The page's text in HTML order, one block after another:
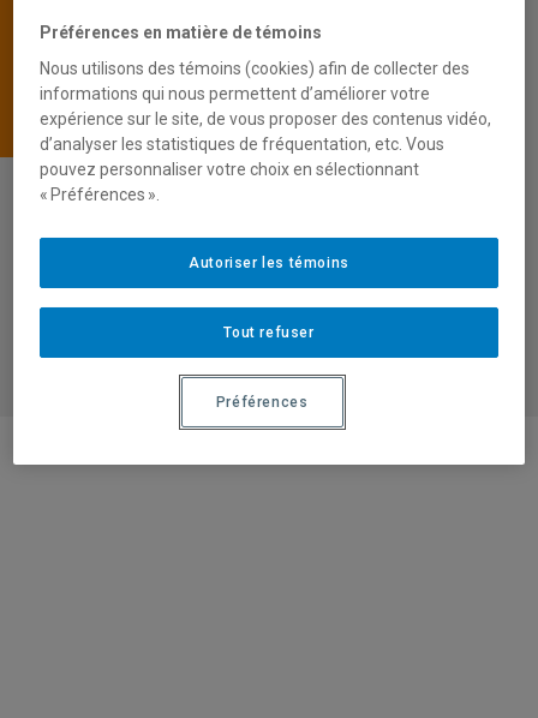
PRIX JEAN-MARIE-FECTEAU
REPRÉSENTANTS-ES ÉTUDIANTS-ES
THÈSES ET MÉMOIRES
https://crises.uqam.ca/publication/cahiers-du-
crises
Préférences en matière de témoins
Nous utilisons des témoins (cookies) afin de collecter des
informations qui nous permettent d’améliorer votre
expérience sur le site, de vous proposer des contenus vidéo,
d’analyser les statistiques de fréquentation, etc. Vous
pouvez personnaliser votre choix en sélectionnant
« Préférences ».
Tout refuser
Autoriser les témoins
Préférences